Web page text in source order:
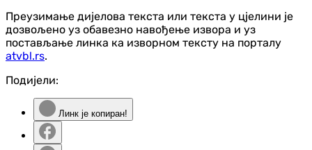
Преузимање дијелова текста или текста у цјелини је
дозвољено уз обавезно навођење извора и уз
постављање линка ка изворном тексту на порталу
atvbl.rs.
Подијели:
Линк је копиран!